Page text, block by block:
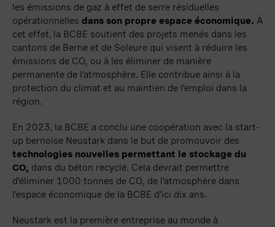
les émissions de gaz à effet de serre résiduelles
opérationnelles dans son propre espace économique. À
cet effet, la BCBE soutient des projets menés dans les
cantons de Berne et de Soleure qui visent à réduire les
émissions de CO2
ou à les éliminer de manière
permanente de l’atmosphère. Elle contribue ainsi à la
protection du climat et au maintien de l’emploi dans la
région.
En 2023, la BCBE a conclu une coopération avec la start-
up bernoise Neustark dans le but de promouvoir des
technologies nouvelles permettant le stockage du
CO2 dans du béton recyclé. Cela devrait permettre
d’éliminer 1000 tonnes de CO2
de l’atmosphère dans
l’espace économique de la BCBE d’ici dix ans.
Neustark est la première entreprise au monde à